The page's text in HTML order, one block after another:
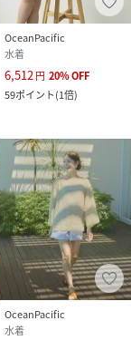
OceanPacific
水着
6,512円 20%OFF
59ポイント(1倍)
OceanPacific
水着